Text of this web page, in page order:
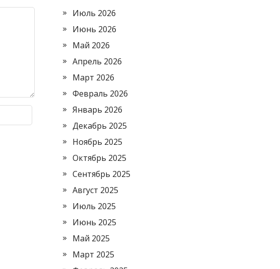
Июль 2026
Июнь 2026
Май 2026
Апрель 2026
Март 2026
Февраль 2026
Январь 2026
Декабрь 2025
Ноябрь 2025
Октябрь 2025
Сентябрь 2025
Август 2025
Июль 2025
Июнь 2025
Май 2025
Март 2025